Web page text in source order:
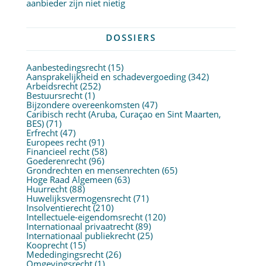
aanbieder zijn niet nietig
DOSSIERS
Aanbestedingsrecht(15)
Aansprakelijkheid en schadevergoeding(342)
Arbeidsrecht(252)
Bestuursrecht(1)
Bijzondere overeenkomsten (47)
Caribisch recht (Aruba, Curaçao en Sint Maarten,
BES)(71)
Erfrecht(47)
Europees recht(91)
Financieel recht(58)
Goederenrecht(96)
Grondrechten en mensenrechten (65)
Hoge Raad Algemeen (63)
Huurrecht(88)
Huwelijksvermogensrecht(71)
Insolventierecht(210)
Intellectuele-eigendomsrecht(120)
Internationaal privaatrecht(89)
Internationaal publiekrecht(25)
Kooprecht(15)
Mededingingsrecht(26)
Omgevingsrecht(1)